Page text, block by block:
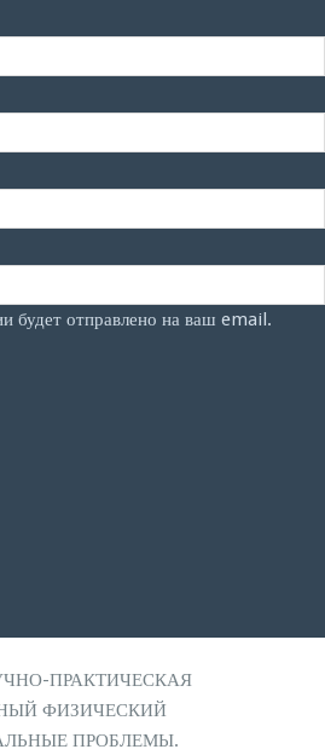
будет отправлено на ваш email.
ПРАКТИЧЕСКАЯ
ФИЗИЧЕСКИЙ
ПРОБЛЕМЫ.